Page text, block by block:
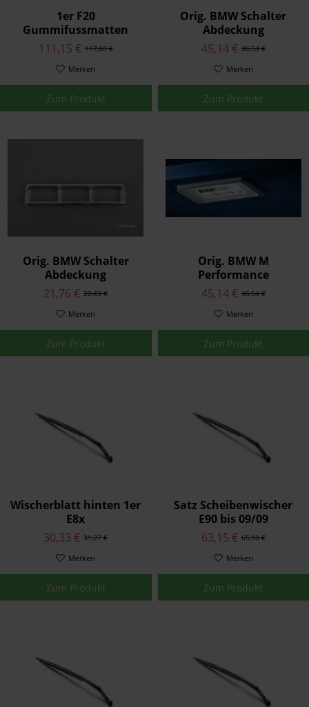
1er F20
Gummifussmatten
vorne + hinten
117,00 €
111,15 €
Merken
Zum Produkt
Orig. BMW Schalter
Abdeckung
Fensterheber 2er Chrom
alle E36
46,54 €
45,14 €
Merken
Zum Produkt
Orig. BMW Schalter
Abdeckung
Fensterheber 3er Chrom
alle E36
22,43 €
21,76 €
Merken
Zum Produkt
Orig. BMW M
Performance
Gepäckraumleuchte LED
für alle BMW Modelle
46,54 €
45,14 €
Merken
Zum Produkt
Wischerblatt hinten 1er
E8x
31,27 €
30,33 €
Merken
Zum Produkt
Satz Scheibenwischer
E90 bis 09/09
65,10 €
63,15 €
Merken
Zum Produkt